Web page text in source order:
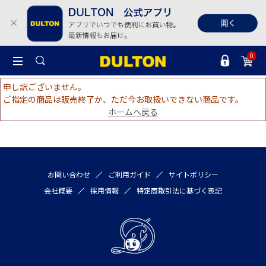
0
申し訳ございません。
ご指定の商品は販売終了か、ただ今お取扱いできない商品です。
ホームへ戻る
お問い合わせ ご利用ガイド
サイトポリシー
会社概要
採用情報 特定商取引法に基づく表記